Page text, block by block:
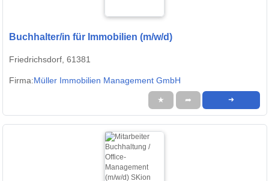
Buchhalter/in für Immobilien (m/w/d)
Friedrichsdorf, 61381
Firma:Müller Immobilien Management GmbH
★ ➦ ➜